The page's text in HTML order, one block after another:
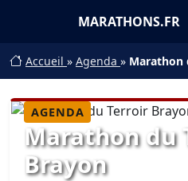
MARATHONS.FR
Accueil » Agenda » Marathon
AGENDA
Marathon du
Brayon